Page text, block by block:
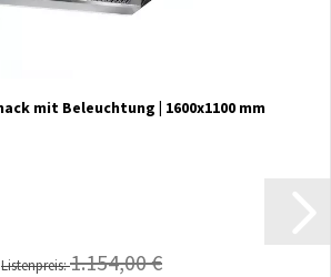
mit Beleuchtung | 1600x1100 mm
Listenpreis:1.154,00 €